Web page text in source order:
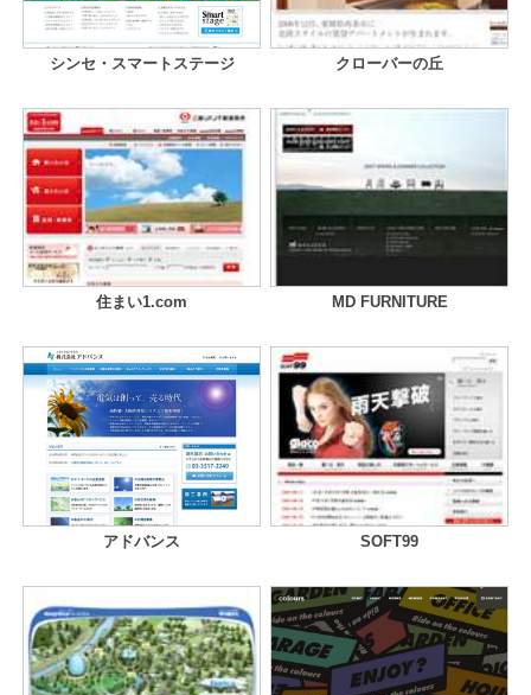
シンセ・スマートステージ クローバーの丘
住まい1.com MD FURNITURE
アドバンス SOFT99